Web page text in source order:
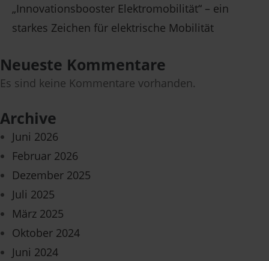
„Innovationsbooster Elektromobilität“ – ein
starkes Zeichen für elektrische Mobilität
Neueste Kommentare
Es sind keine Kommentare vorhanden.
Archive
Juni 2026
Februar 2026
Dezember 2025
Juli 2025
März 2025
Oktober 2024
Juni 2024